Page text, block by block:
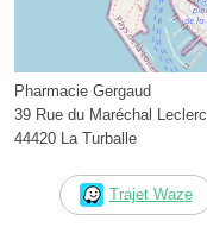
Pharmacie Gergaud
39 Rue du Maréchal Leclerc
44420 La Turballe
Trajet Waze